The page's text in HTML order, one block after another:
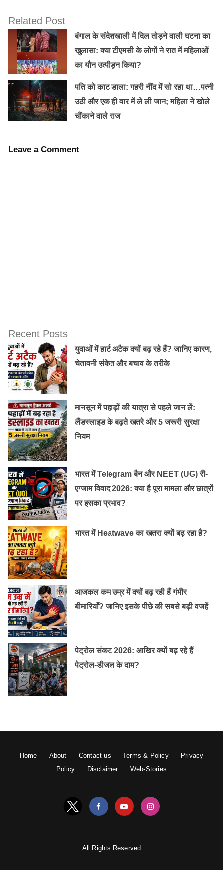
कोशिश कर रहा था, लेकिन उसकी यह कोशिश भी व्यर्थ रही।
लड़की को अस्पताल में भर्ती किया गया है और उसके परिवार ने
उसके खिलाफ आरोपी के खिलाफ कानूनी कदम उठाए हैं। इस घटना
से लड़की का पूरा परिवार स्तब्ध है और उन्हें इस मुश्किल समय में
साथ बनाए रखने की आवश्यकता है।
न्यूज़ सोर्स: एशिया नेट न्यूज़
Related Post
बंगाल के संदेशखाली में दिल तोड़ने वाली घटना का
खुलासा: क्या टीएमसी के लोगों ने रात में महिलाओं
का यौन उत्पीड़न किया?
पति को काट डाला: गहरी नींद में सो रहा था…पत्नी
उठी और एक ही वार में ले ली जान; महिला ने खोले
चौंकाने वाले राज
Leave a Comment
Recent Posts
युवाओं में हार्ट अटैक क्यों बढ़ रहे हैं? जानिए कारण,
चेतावनी संकेत और बचाव के तरीके
मानसून में पहाड़ों की यात्रा से पहले जान लें:
लैंडस्लाइड के बढ़ते खतरे और 5 जरूरी सुरक्षा
नियम
भारत में Telegram बैन और NEET (UG) री-
एग्जाम विवाद 2026: क्या है पूरा मामला और छात्रों
पर इसका प्रभाव?
भारत में Heatwave का खतरा क्यों बढ़ रहा है?
आजकल कम उम्र में क्यों बढ़ रही हैं गंभीर
बीमारियाँ? जानिए इसके पीछे की सबसे बड़ी वजहें
पेट्रोल संकट 2026: आखिर क्यों बढ़ रहे हैं
पेट्रोल-डीजल के दाम?
Home About Contact us Terms & Policy
Privacy
Policy
Disclaimer Web-Stories
All Rights Reserved